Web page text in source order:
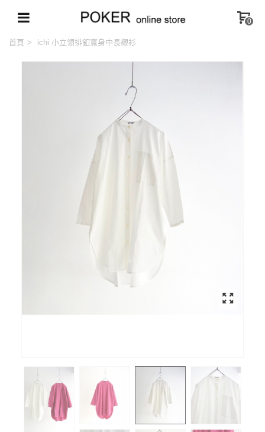
0
首頁 > ichi 小立領排釦寬身中長襯衫